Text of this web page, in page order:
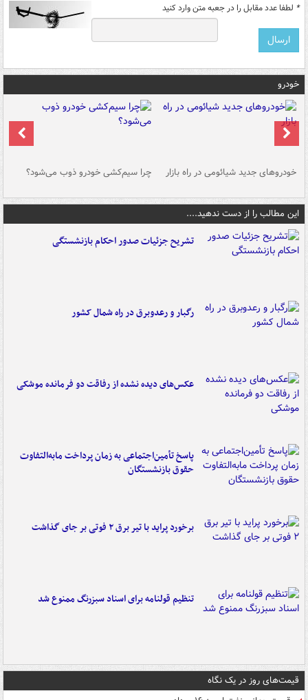
* لطفا عدد مقابل را در جعبه متن وارد کنید
خودرو
خودروهای جدید شیائومی در راه بازار چرا سیم‌کشی خودرو ذوب می‌شود؟
این مطالب را از دست ندهید....
تشریح جزئیات صدور احکام بازنشستگی
رگبار و رعدوبرق در راه شمال کشور
عکس‌های دیده نشده از رفاقت دو فرمانده‌ موشکی
پاسخ تأمین‌اجتماعی به زمان پرداخت مابه‌التفاوت
حقوق بازنشستگان
برخورد پراید با تیر برق ۲ فوتی بر جای گذاشت
تنظیم قولنامه برای اسناد سبزرنگ ممنوع شد
قیمت‌های روز در یک نگاه